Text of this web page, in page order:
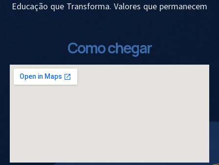
Educação que Transforma. Valores que permanecem
Como chegar